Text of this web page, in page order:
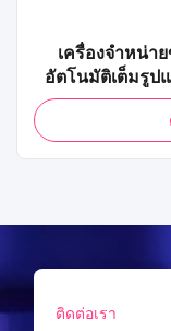
เครื่องจำหน่า
อัตโนมัติเต็มรูป
เครดิต QR
สำหรั
ติดต่อเรา